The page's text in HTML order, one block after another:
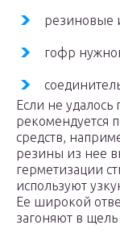
резиновые
гофр
Если не удалось
рекомендуется
средств,
резины из нее
герметизации
используют
Ее широкой
загоняют в